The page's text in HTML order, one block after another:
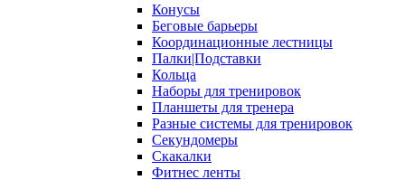
Конусы
Беговые барьеры
Координационные лестницы
Палки|Подставки
Кольца
Наборы для тренировок
Планшеты для тренера
Разные системы для тренировок
Секундомеры
Скакалки
Фитнес ленты